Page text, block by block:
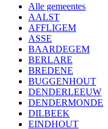
Alle gemeentes
AALST
AFFLIGEM
ASSE
BAARDEGEM
BERLARE
BREDENE
BUGGENHOUT
DENDERLEEUW
DENDERMONDE
DILBEEK
EINDHOUT